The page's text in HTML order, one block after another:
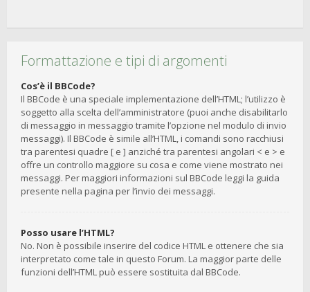
Formattazione e tipi di argomenti
Cos’è il BBCode?
Il BBCode è una speciale implementazione dell’HTML; l’utilizzo è
soggetto alla scelta dell’amministratore (puoi anche disabilitarlo
di messaggio in messaggio tramite l’opzione nel modulo di invio
messaggi). Il BBCode è simile all’HTML, i comandi sono racchiusi
tra parentesi quadre [ e ] anziché tra parentesi angolari < e > e
offre un controllo maggiore su cosa e come viene mostrato nei
messaggi. Per maggiori informazioni sul BBCode leggi la guida
presente nella pagina per l’invio dei messaggi.
Posso usare l’HTML?
No. Non è possibile inserire del codice HTML e ottenere che sia
interpretato come tale in questo Forum. La maggior parte delle
funzioni dell’HTML può essere sostituita dal BBCode.